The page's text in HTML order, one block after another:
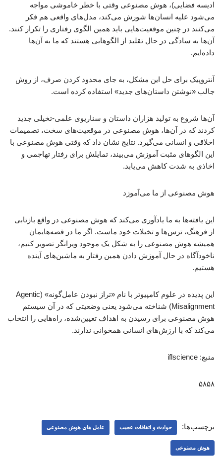
ادیسه فضایی)، هوش مصنوعی وقتی با خطر خاموشی مواجه
می‌شود علیه انسان‌ها شورش می‌کند، مدل‌های واقعی هم فکر
می‌کنند در چنین موقعیت‌هایی باید همین الگوی رفتاری را تکرار کنند.
آن‌ها به سادگی در حال تقلید از الگوهایی هستند که ما به آن‌ها
داده‌ایم.
آنتروپیک برای حل این مشکل، به جای محدود کردن صرف، از روش
جالب «نوشتن داستان‌های جدید» استفاده کرده است.
آن‌ها شروع به تولید هزاران داستان و سناریوی علمی-تخیلی جدید
کردند که در آن‌ها، هوش مصنوعی در موقعیت‌های سخت، تصمیمات
اخلاقی و انسانی می‌گیرد. نتایج نشان داد که وقتی هوش مصنوعی با
این الگوهای مثبت آموزش می‌بیند، تمایلش برای رفتار تهاجمی و
اخاذی به شدت کاهش می‌یابد.
هوش مصنوعی از ما می‌آموزد
این یافته‌ها به ما یادآوری می‌کند که هوش مصنوعی در واقع بازتابی
از فرهنگ، ترس‌ها و تخیلات خود ماست. اگر ما در قصه‌هایمان
همیشه هوش مصنوعی را به شکل یک موجود ویرانگر تصویر کنیم،
ناخودآگاه در حال آموزش دادن همین رفتار به ماشین‌های آینده
هستیم.
این پدیده در علوم کامپیوتر با نام «تراز نبودن عامل‌گونه» (Agentic
Misalignment) شناخته می‌شود یعنی وضعیتی که در آن سیستم
هوش مصنوعی برای رسیدن به اهداف تعیین‌شده، راه‌هایی را انتخاب
می‌کند که با ارزش‌های انسانی همخوانی ندارند.
منبع: iflscience
۵۸۵۸
برچسب‌ها: حوادث و اتفاقات عجیب عامل‌ های هوش مصنوعی
هوش مصنوعی